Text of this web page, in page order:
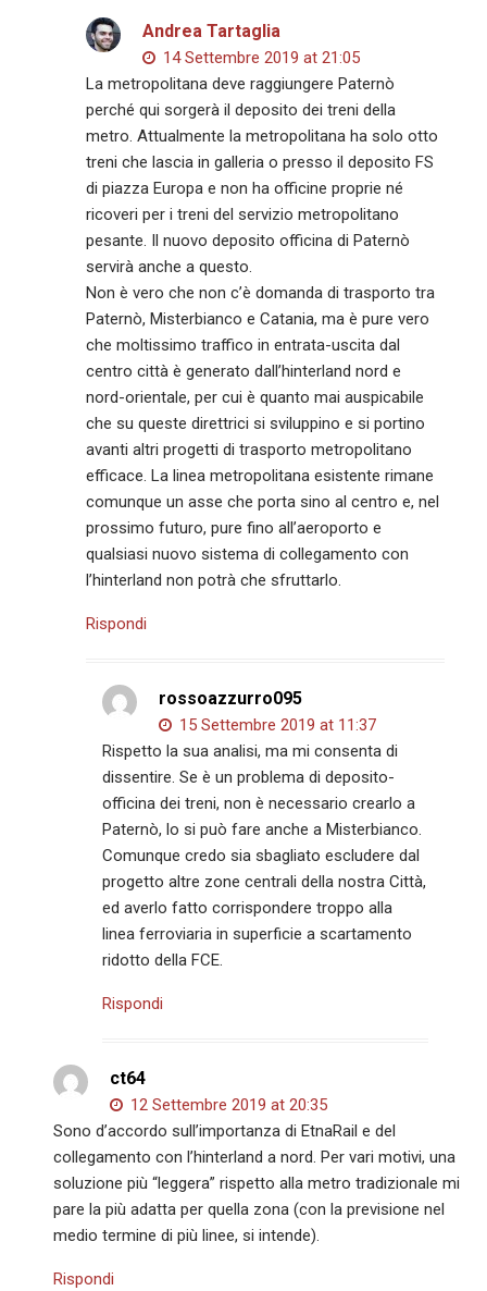
Andrea Tartaglia
14 Settembre 2019 at 21:05
La metropolitana deve raggiungere Paternò
perché qui sorgerà il deposito dei treni della
metro. Attualmente la metropolitana ha solo otto
treni che lascia in galleria o presso il deposito FS
di piazza Europa e non ha officine proprie né
ricoveri per i treni del servizio metropolitano
pesante. Il nuovo deposito officina di Paternò
servirà anche a questo.
Non è vero che non c’è domanda di trasporto tra
Paternò, Misterbianco e Catania, ma è pure vero
che moltissimo traffico in entrata-uscita dal
centro città è generato dall’hinterland nord e
nord-orientale, per cui è quanto mai auspicabile
che su queste direttrici si sviluppino e si portino
avanti altri progetti di trasporto metropolitano
efficace. La linea metropolitana esistente rimane
comunque un asse che porta sino al centro e, nel
prossimo futuro, pure fino all’aeroporto e
qualsiasi nuovo sistema di collegamento con
l’hinterland non potrà che sfruttarlo.
Rispondi
rossoazzurro095
15 Settembre 2019 at 11:37
Rispetto la sua analisi, ma mi consenta di
dissentire. Se è un problema di deposito-
officina dei treni, non è necessario crearlo a
Paternò, lo si può fare anche a Misterbianco.
Comunque credo sia sbagliato escludere dal
progetto altre zone centrali della nostra Città,
ed averlo fatto corrispondere troppo alla
linea ferroviaria in superficie a scartamento
ridotto della FCE.
Rispondi
ct64
12 Settembre 2019 at 20:35
Sono d’accordo sull’importanza di EtnaRail e del
collegamento con l’hinterland a nord. Per vari motivi, una
soluzione più “leggera” rispetto alla metro tradizionale mi
pare la più adatta per quella zona (con la previsione nel
medio termine di più linee, si intende).
Rispondi